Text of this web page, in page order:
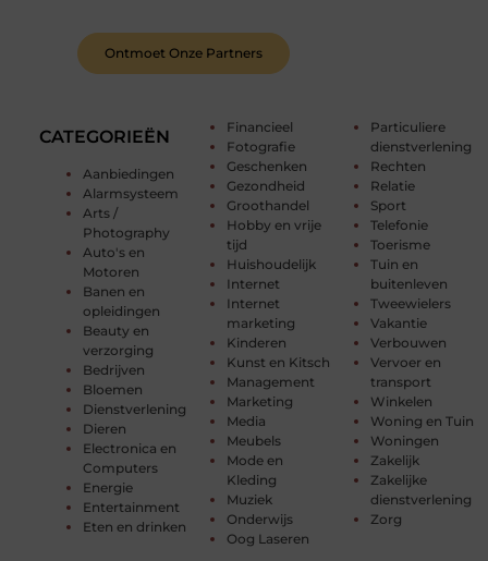
CATEGORIEËN
Aanbiedingen
Alarmsysteem
Arts /
Photography
Auto's en
Motoren
Banen en
opleidingen
Beauty en
verzorging
Bedrijven
Bloemen
Dienstverlening
Dieren
Electronica en
Computers
Energie
Entertainment
Eten en drinken
Financieel
Fotografie
Geschenken
Gezondheid
Groothandel
Hobby en vrije
tijd
Huishoudelijk
Internet
Internet
marketing
Kinderen
Kunst en Kitsch
Management
Marketing
Media
Meubels
Mode en
Kleding
Muziek
Onderwijs
Oog Laseren
Particuliere
dienstverlening
Rechten
Relatie
Sport
Telefonie
Toerisme
Tuin en
buitenleven
Tweewielers
Vakantie
Verbouwen
Vervoer en
transport
Winkelen
Woning en Tuin
Woningen
Zakelijk
Zakelijke
dienstverlening
Zorg
Ontmoet Onze Partners